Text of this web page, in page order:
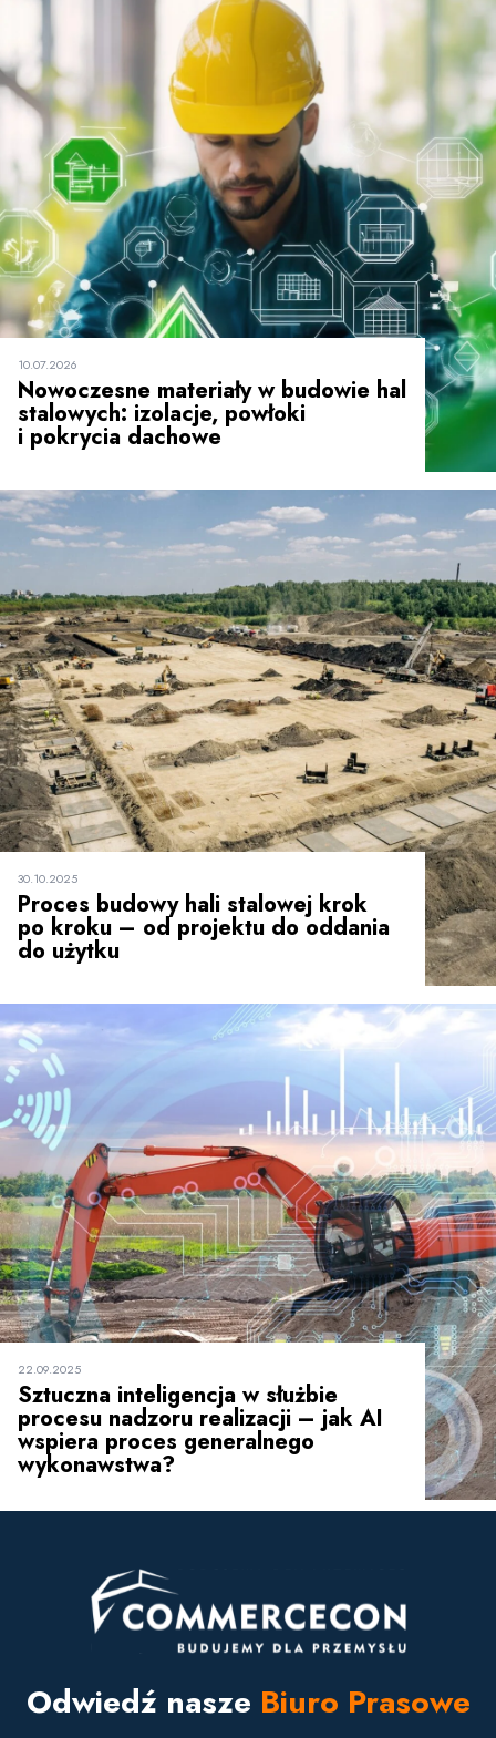
10.07.2026
Nowoczesne materiały w budowie hal
stalowych: izolacje, powłoki
i pokrycia dachowe
30.10.2025
Proces budowy hali stalowej krok
po kroku – od projektu do oddania
do użytku
22.09.2025
Sztuczna inteligencja w służbie
procesu nadzoru realizacji – jak AI
wspiera proces generalnego
wykonawstwa?
Odwiedź nasze Biuro Prasowe